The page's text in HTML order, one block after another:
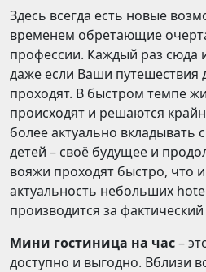
Здесь всегда есть новые
временем обретающие
профессии. Каждый раз сюда
даже если Ваши путешествия
проходят. В быстром темпе
происходят и решаются
более актуально
детей – своё будущее и
вояжи проходят быстро, что
актуальность небольших
производится за
Мини гостиница на час–
доступно и выгодно. Вблизи